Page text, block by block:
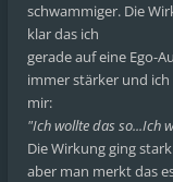
schwammiger. Die
klar das ich
gerade auf eine Ego-
immer stärker und
mir:
"Ich wollte das so...Ich
Die Wirkung ging
aber man merkt das